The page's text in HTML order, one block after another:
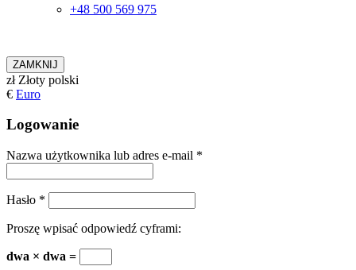
+48 500 569 975
ZAMKNIJ
zł Złoty polski
€ Euro
Logowanie
Nazwa użytkownika lub adres e-mail *
Hasło *
Proszę wpisać odpowiedź cyframi:
dwa × dwa =